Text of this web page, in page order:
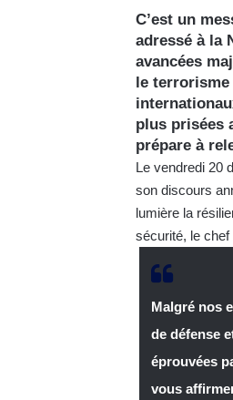
C’est un
adressé à la
avancées
le
plus prisées
prépare à
Le vendredi 20
son discours
lumière la
sécurité, le chef
Malgré nos
de défense
éprouvées
vous